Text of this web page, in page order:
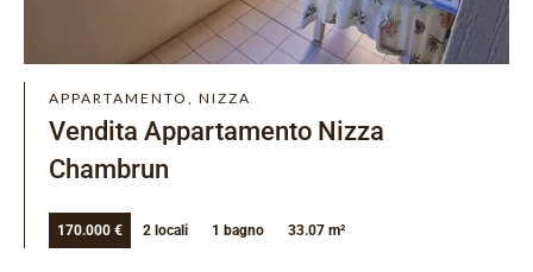
APPARTAMENTO, NIZZA
Vendita Appartamento Nizza
Chambrun
170.000 € 2 locali 1 bagno 33.07 m²